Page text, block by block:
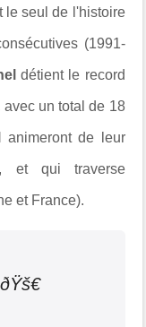
le seul de l'histoire
(1991-
détient le record
un total de 18
animeront de leur
et qui traverse
et France).